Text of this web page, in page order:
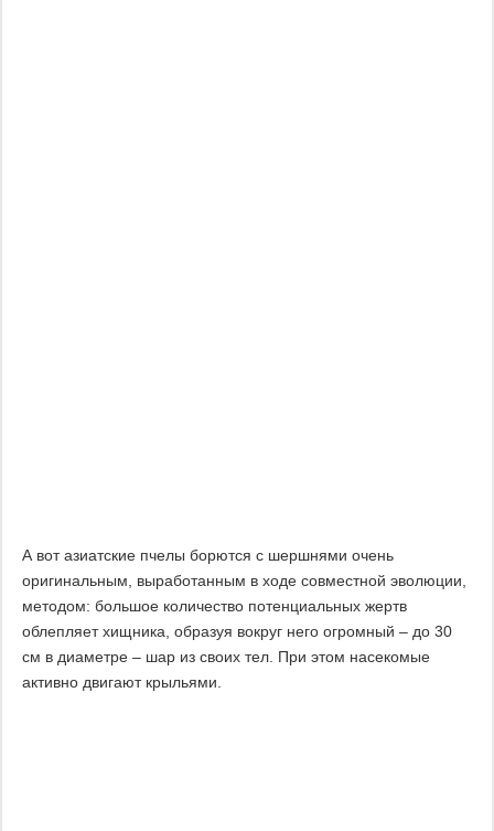
А вот азиатские пчелы борются с шершнями очень
оригинальным, выработанным в ходе совместной эволюции,
методом: большое количество потенциальных жертв
облепляет хищника, образуя вокруг него огромный – до 30
см в диаметре – шар из своих тел. При этом насекомые
активно двигают крыльями.